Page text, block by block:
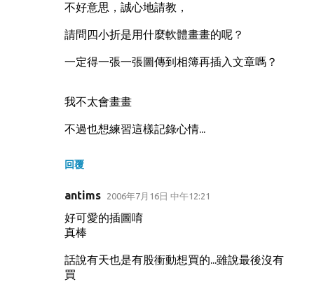
不好意思，誠心地請教，
請問四小折是用什麼軟體畫畫的呢？
一定得一張一張圖傳到相簿再插入文章嗎？
我不太會畫畫
不過也想練習這樣記錄心情...
回覆
antims 2006年7月16日 中午12:21
好可愛的插圖唷
真棒
話說有天也是有股衝動想買的...雖說最後沒有
買